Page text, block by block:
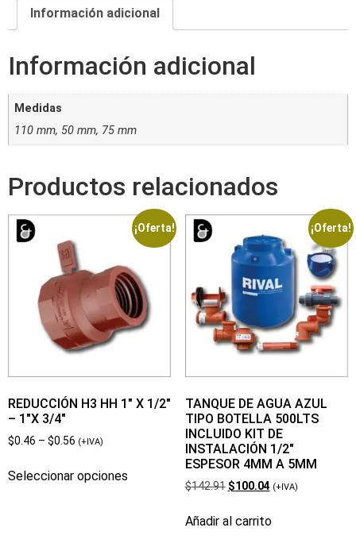
Información adicional
Información adicional
Medidas
110 mm, 50 mm, 75 mm
Productos relacionados
¡Oferta!
REDUCCIÓN H3 HH 1″ X 1/2″
– 1″X 3/4″
$0.46 – $0.56 (+IVA)
Seleccionar opciones
¡Oferta!
TANQUE DE AGUA AZUL
TIPO BOTELLA 500LTS
INCLUIDO KIT DE
INSTALACIÓN 1/2″
ESPESOR 4MM A 5MM
$142.91 $100.04 (+IVA)
Añadir al carrito